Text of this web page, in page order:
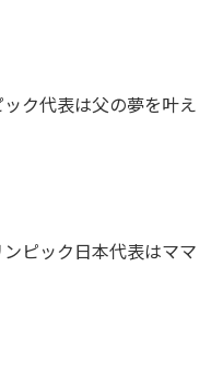
ク代表は父の夢を叶え
ピック日本代表はママ